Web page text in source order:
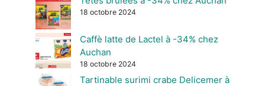
18 octobre 2024
Caffè latte de Lactel à -34% chez
Auchan
18 octobre 2024
Tartinable surimi crabe Delicemer à